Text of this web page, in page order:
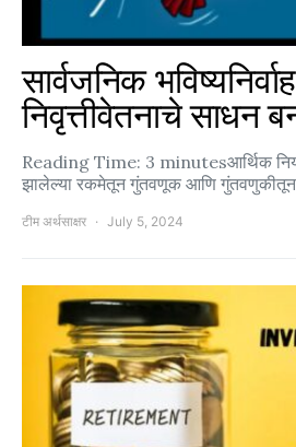
सार्वजनिक
निवृत्तीवेतनाचे साधन
Reading Time: 3 minutesआर्थिक
झालेल्या रकमेतून गुंतवणूक आणि गुंतवणुकीतून
टीम अर्थसाक्षर July 5, 2024